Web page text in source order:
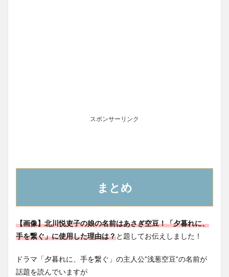
スポンサーリンク
まとめ
【画像】北川悦吏子の娘の名前はあさぎ空豆！「夕暮れに、
手を繋ぐ」に使用した理由は？と題してお伝えしました！
ドラマ「夕暮れに、手を繋ぐ」の主人公”浅葱空豆”の名前が
話題を読んでいますが